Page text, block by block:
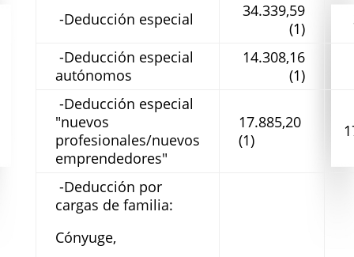
-Deducción especial
34.339,59
(1)
-Deducción especial
autónomos
14.308,16
(1)
-Deducción especial
"nuevos
profesionales/nuevos
emprendedores"
17.885,20
(1)
-Deducción por
cargas de familia:
Cónyuge,